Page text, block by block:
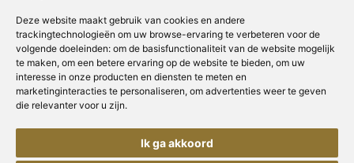
Deze website maakt gebruik van cookies en andere
trackingtechnologieën om uw browse-ervaring te verbeteren voor de
volgende doeleinden: om de basisfunctionaliteit van de website mogelijk
te maken, om een betere ervaring op de website te bieden, om uw
interesse in onze producten en diensten te meten en
marketinginteracties te personaliseren, om advertenties weer te geven
die relevanter voor u zijn.
Ik ga akkoord
Volg ons: